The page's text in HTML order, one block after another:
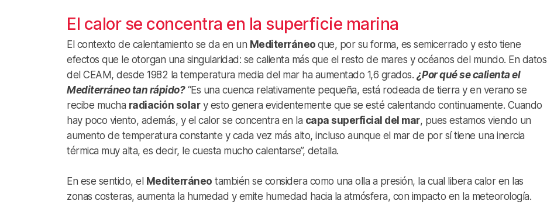
El calor se concentra en la superficie marina
El contexto de calentamiento se da en un Mediterráneo que, por su forma, es semicerrado y esto tiene
efectos que le otorgan una singularidad: se calienta más que el resto de mares y océanos del mundo. En datos
del CEAM, desde 1982 la temperatura media del mar ha aumentado 1,6 grados. ¿Por qué se calienta el
Mediterráneo tan rápido?“Es una cuenca relativamente pequeña, está rodeada de tierra y en verano se
recibe mucha radiación solary esto genera evidentemente que se esté calentando continuamente. Cuando
hay poco viento, además, y el calor se concentra en la capa superficial del mar, pues estamos viendo un
aumento de temperatura constante y cada vez más alto, incluso aunque el mar de por sí tiene una inercia
térmica muy alta, es decir, le cuesta mucho calentarse”, detalla.
En ese sentido, el Mediterráneo también se considera como una olla a presión, la cual libera calor en las
zonas costeras, aumenta la humedad y emite humedad hacia la atmósfera, con impacto en la meteorología.